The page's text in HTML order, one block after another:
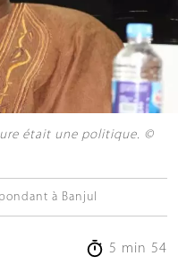
était une politique. ©
à Banjul
5 min 54